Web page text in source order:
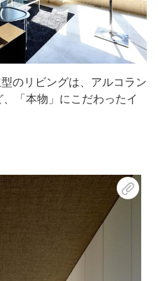
のリビングは、アルコラン
「本物」にこだわったイ